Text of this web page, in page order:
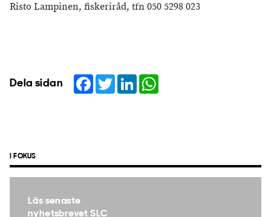
Risto Lampinen, fiskeriråd, tfn 050 5298 023
Dela sidan Facebook
TwitterLinkedIn
I FOKUS
Läs senaste
nyhetsbrevet SLC